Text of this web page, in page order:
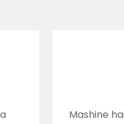
Mashine